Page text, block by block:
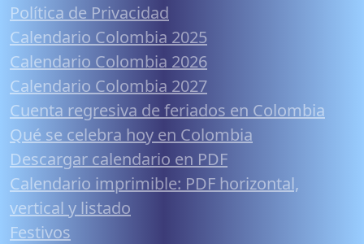
Política de Privacidad
Calendario Colombia 2025
Calendario Colombia 2026
Calendario Colombia 2027
Cuenta regresiva de feriados en Colombia
Qué se celebra hoy en Colombia
Descargar calendario en PDF
Calendario imprimible: PDF horizontal,
vertical y listado
Festivos